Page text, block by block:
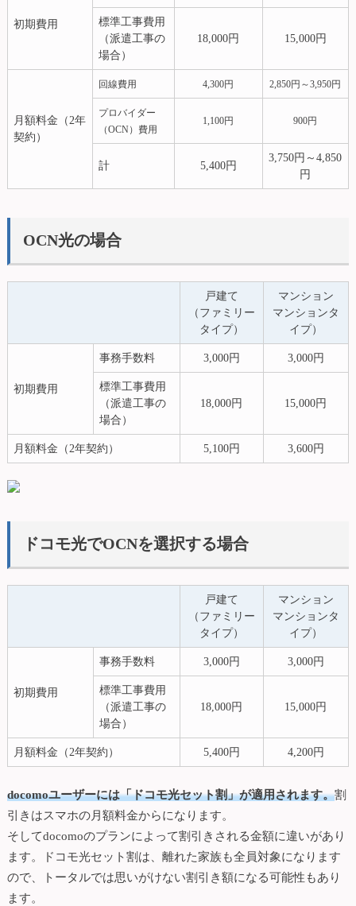
初期費用
標準工事費用
（派遣工事の
場合）
18,000円 15,000円
月額料金（2年
契約）
回線費用 4,300円 2,850円～3,950円
プロバイダー
（OCN）費用
1,100円 900円
計 5,400円
3,750円～4,850
円
OCN光の場合
戸建て
（ファミリー
タイプ）
マンション
マンションタ
イプ）
初期費用
事務手数料 3,000円 3,000円
標準工事費用
（派遣工事の
場合）
18,000円 15,000円
月額料金（2年契約） 5,100円 3,600円
ドコモ光でOCNを選択する場合
戸建て
（ファミリー
タイプ）
マンション
マンションタ
イプ）
初期費用
事務手数料 3,000円 3,000円
標準工事費用
（派遣工事の
場合）
18,000円 15,000円
月額料金（2年契約） 5,400円 4,200円
docomoユーザーには「ドコモ光セット割」が適用されます。割
引きはスマホの月額料金からになります。
そしてdocomoのプランによって割引きされる金額に違いがあり
ます。ドコモ光セット割は、離れた家族も全員対象になります
ので、トータルでは思いがけない割引き額になる可能性もあり
ます。